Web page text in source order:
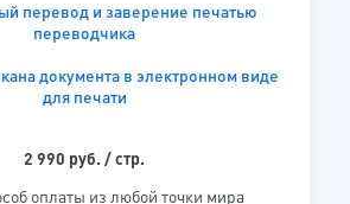
перевод и заверение печатью
переводчика
документа в электронном виде
для печати
2 990 руб. / стр.
оплаты из любой точки мира